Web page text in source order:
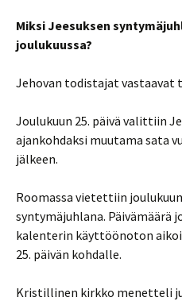
Miksi Jeesuksen
joulukuussa?
Jehovan todistajat vastaavat
Joulukuun 25. päivä valittiin
ajankohdaksi muutama sata
jälkeen.
Roomassa vietettiin
syntymäjuhlana. Päivämäärä
kalenterin käyttöönoton
25. päivän kohdalle.
Kristillinen kirkko menetteli